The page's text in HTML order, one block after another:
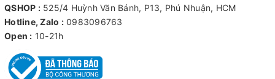
QSHOP : 525/4 Huỳnh Văn Bánh, P13, Phú Nhuận, HCM
Hotline, Zalo : 0983096763
Open : 10-21h